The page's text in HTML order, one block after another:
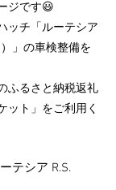
ジです😃
ッチ「ルーテシア
）」の車検整備を
ふるさと納税返礼
ット」をご利用く
テシア R.S.